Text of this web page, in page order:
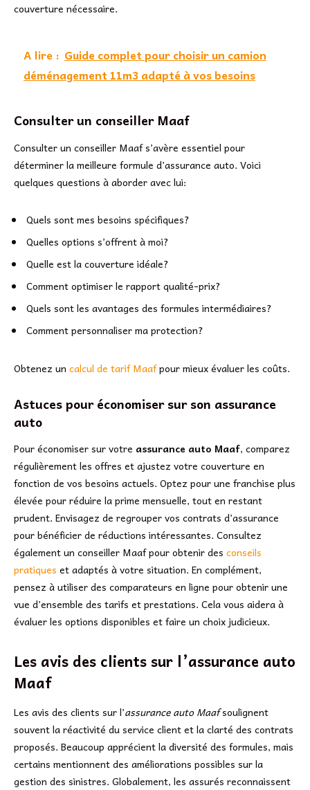
couverture nécessaire.
A lire : Guide complet pour choisir un camion
déménagement 11m3 adapté à vos besoins
Consulter un conseiller Maaf
Consulter un conseiller Maaf s’avère essentiel pour
déterminer la meilleure formule d’assurance auto. Voici
quelques questions à aborder avec lui:
Quels sont mes besoins spécifiques?
Quelles options s’offrent à moi?
Quelle est la couverture idéale?
Comment optimiser le rapport qualité-prix?
Quels sont les avantages des formules intermédiaires?
Comment personnaliser ma protection?
Obtenez un calcul de tarif Maafpour mieux évaluer les coûts.
Astuces pour économiser sur son assurance
auto
Pour économiser sur votre assurance auto Maaf, comparez
régulièrement les offres et ajustez votre couverture en
fonction de vos besoins actuels. Optez pour une franchise plus
élevée pour réduire la prime mensuelle, tout en restant
prudent. Envisagez de regrouper vos contrats d’assurance
pour bénéficier de réductions intéressantes. Consultez
également un conseiller Maaf pour obtenir des conseils
pratiques et adaptés à votre situation. En complément,
pensez à utiliser des comparateurs en ligne pour obtenir une
vue d’ensemble des tarifs et prestations. Cela vous aidera à
évaluer les options disponibles et faire un choix judicieux.
Les avis des clients sur l’assurance auto
Maaf
Les avis des clients sur l’assurance auto Maafsoulignent
souvent la réactivité du service client et la clarté des contrats
proposés. Beaucoup apprécient la diversité des formules, mais
certains mentionnent des améliorations possibles sur la
gestion des sinistres. Globalement, les assurés reconnaissent